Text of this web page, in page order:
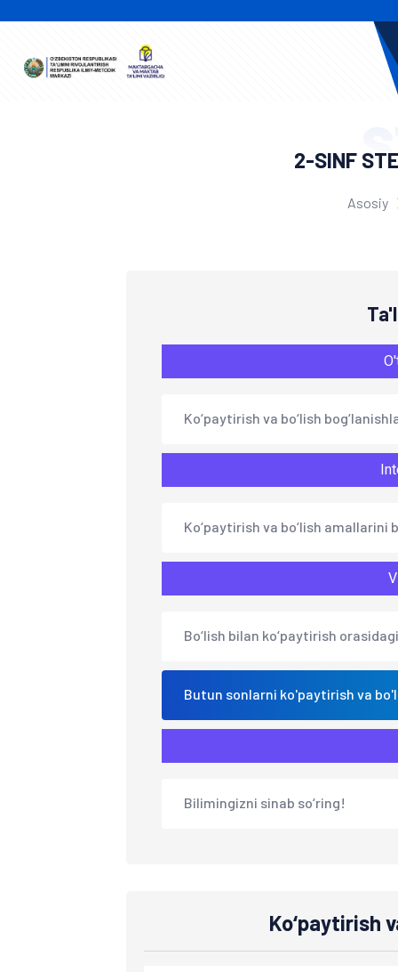
2-SINF
Asosiy
Ko‘paytirish va bo‘lish
Ko‘paytirish va bo‘lish
Bo‘lish bilan ko‘paytirish
Butun sonlarni ko'paytirish va
Bilimingizni sinab so‘ring!
Ko‘paytirish